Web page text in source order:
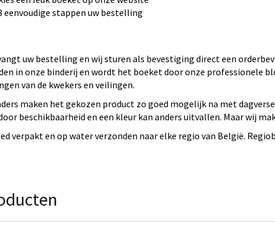
eenvoudige stappen uw bestelling
uw bestelling en wij sturen als bevestiging direct een
in onze binderij en wordt het boeket door onze professionele
van de kwekers en veilingen.
maken het gekozen product zo goed mogelijk na met
beschikbaarheid en een kleur kan anders uitvallen. Maar wij
verpakt en op water verzonden naar elke regio van België.